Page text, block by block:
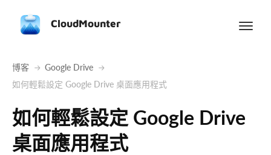
CloudMounter
博客
Google Drive
如何輕鬆設定 Google Drive 桌面應用程式
如何輕鬆設定 Google Drive
桌面應用程式